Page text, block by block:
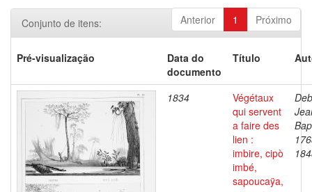
Anterior 1 Próximo
Conjunto de itens:
Pré-visualização
Data do
documento
Título
1834
Végétaux
qui servent
a faire des
lien :
imbire, cipò
imbé,
sapoucaÿa,